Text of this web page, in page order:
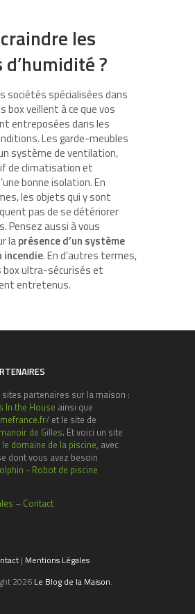
les
?
sociétés spécialisées dans
box veillent à ce que vos
entreposées dans les
Les garde-meubles
système de ventilation,
de climatisation et
bonne isolation. En
les objets qui y sont
pas de se détériorer
Pensez aussi à vous
laprésence d’un système
incendie. En d’autres termes,
box ultra-sécurisés et
entretenus.
partenaires sur la maison :
In the House ainsi que
et le site de
de Gilles. Et voici un site
le domaine de la piscine, avec
dont vous avez besoin
- Robot de piscine
– Contact
| Mentions Légales
2026 Le Blog de la Maison.